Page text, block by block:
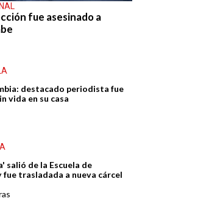
fue asesinado a
destacado periodista fue
vida en su casa
salió de la Escuela de
fue trasladada a nueva cárcel